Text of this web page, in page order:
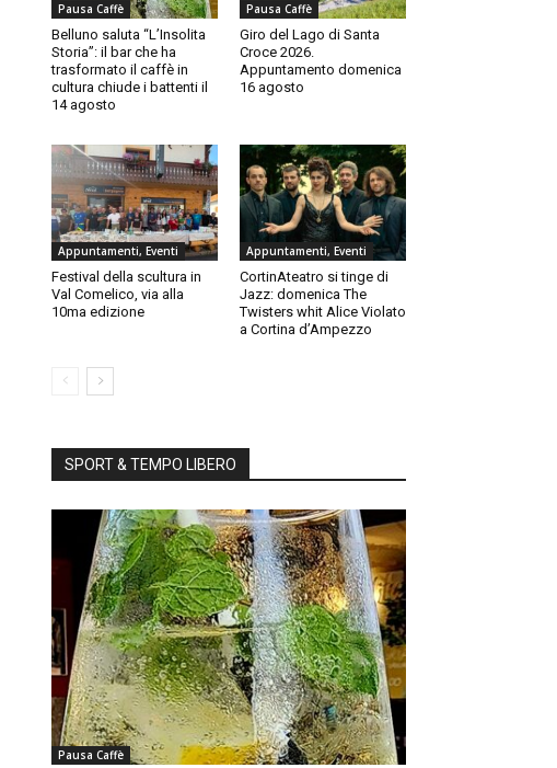
Pausa Caffè
Belluno saluta “L’Insolita
Storia”: il bar che ha
trasformato il caffè in
cultura chiude i battenti il
14 agosto
Pausa Caffè
Giro del Lago di Santa
Croce 2026.
Appuntamento domenica
16 agosto
Appuntamenti, Eventi
Festival della scultura in
Val Comelico, via alla
10ma edizione
Appuntamenti, Eventi
CortinAteatro si tinge di
Jazz: domenica The
Twisters whit Alice Violato
a Cortina d’Ampezzo
SPORT & TEMPO LIBERO
Pausa Caffè